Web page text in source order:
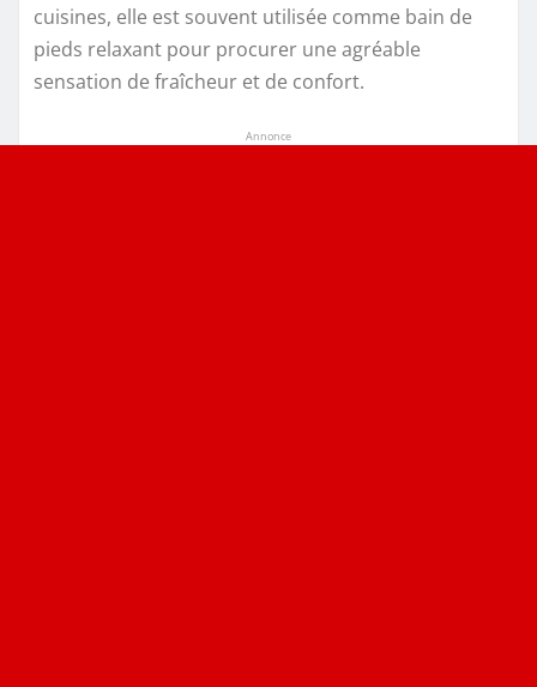
cuisines, elle est souvent utilisée comme bain de
pieds relaxant pour procurer une agréable
sensation de fraîcheur et de confort.
Annonce